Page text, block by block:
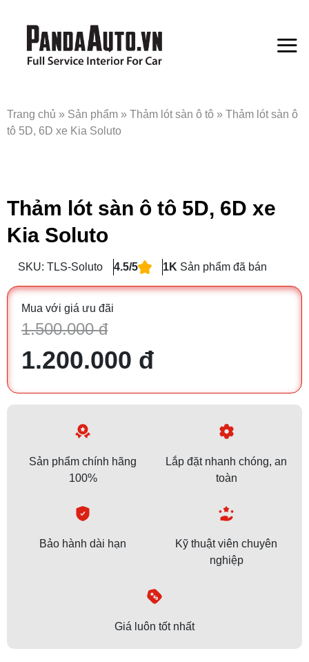
Trang chủ » Sản phẩm » Thảm lót sàn ô tô » Thảm lót sàn ô
tô 5D, 6D xe Kia Soluto
Thảm lót sàn ô tô 5D, 6D xe
Kia Soluto
SKU: TLS-Soluto 4.5/5 1K Sản phẩm đã bán
Mua với giá ưu đãi
1.500.000 đ
1.200.000 đ
Sản phẩm chính hãng
100%
Lắp đặt nhanh chóng, an
toàn
Bảo hành dài hạn
Kỹ thuật viên chuyên
nghiệp
Giá luôn tốt nhất